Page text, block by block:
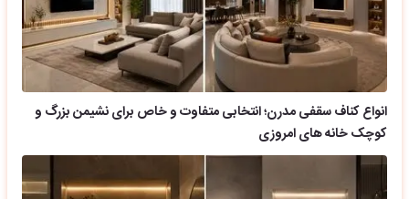
انواع کناف سقفی مدرن؛ انتخابی متفاوت و خاص برای نشیمن بزرگ و
کوچک خانه های امروزی